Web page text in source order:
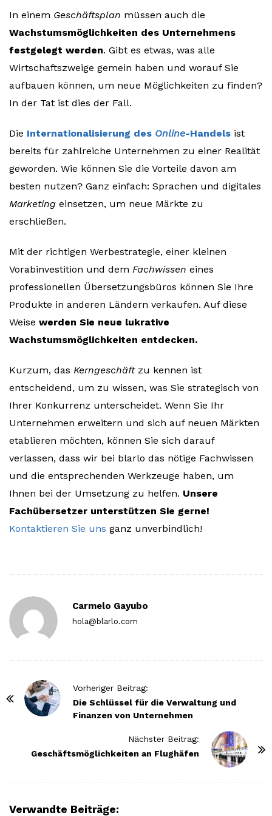
In einem Geschäftsplan müssen auch die
Wachstumsmöglichkeiten des Unternehmens
festgelegt werden. Gibt es etwas, was alle
Wirtschaftszweige gemein haben und worauf Sie
aufbauen können, um neue Möglichkeiten zu finden?
In der Tat ist dies der Fall.
Die Internationalisierung des Online-Handels ist
bereits für zahlreiche Unternehmen zu einer Realität
geworden. Wie können Sie die Vorteile davon am
besten nutzen? Ganz einfach: Sprachen und digitales
Marketing einsetzen, um neue Märkte zu
erschließen.
Mit der richtigen Werbestrategie, einer kleinen
Vorabinvestition und dem Fachwissen eines
professionellen Übersetzungsbüros können Sie Ihre
Produkte in anderen Ländern verkaufen. Auf diese
Weise werden Sie neue lukrative
Wachstumsmöglichkeiten entdecken.
Kurzum, das Kerngeschäftzu kennen ist
entscheidend, um zu wissen, was Sie strategisch von
Ihrer Konkurrenz unterscheidet. Wenn Sie Ihr
Unternehmen erweitern und sich auf neuen Märkten
etablieren möchten, können Sie sich darauf
verlassen, dass wir bei blarlo das nötige Fachwissen
und die entsprechenden Werkzeuge haben, um
Ihnen bei der Umsetzung zu helfen. Unsere
Fachübersetzer unterstützen Sie gerne!
Kontaktieren Sie uns ganz unverbindlich!
Carmelo Gayubo
hola@blarlo.com
Vorheriger Beitrag:
Die Schlüssel für die Verwaltung und
Finanzen von Unternehmen
Nächster Beitrag:
Geschäftsmöglichkeiten an Flughäfen
Verwandte Beiträge: